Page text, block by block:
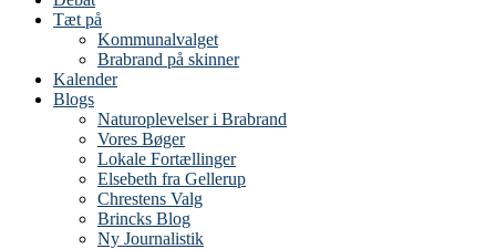
Tæt på
Kommunalvalget
Brabrand på skinner
Kalender
Blogs
Naturoplevelser i Brabrand
Vores Bøger
Lokale Fortællinger
Elsebeth fra Gellerup
Chrestens Valg
Brincks Blog
Ny Journalistik